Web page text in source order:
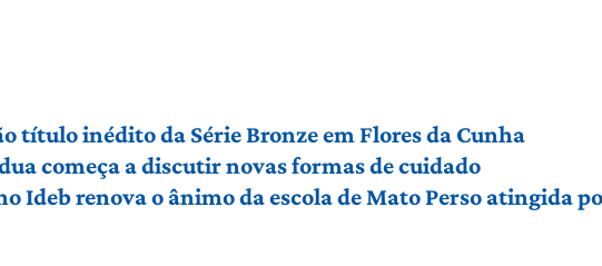
título inédito da Série Bronze em Flores da Cunha
começa a discutir novas formas de cuidado
Ideb renova o ânimo da escola de Mato Perso atingida